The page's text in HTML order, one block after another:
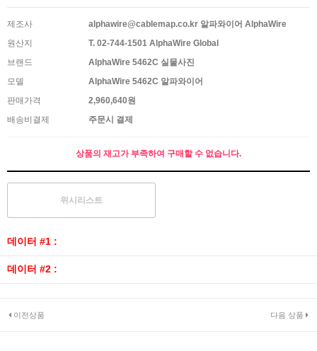
제조사
alphawire@cablemap.co.kr 알파와이어 AlphaWire
원산지
T. 02-744-1501 AlphaWire Global
브랜드
AlphaWire 5462C 실물사진
모델
AlphaWire 5462C 알파와이어
판매가격
2,960,640원
배송비결제
주문시 결제
상품의 재고가 부족하여 구매할 수 없습니다.
위시리스트
데이터 #1 :
데이터 #2 :
이전상품 다음 상품